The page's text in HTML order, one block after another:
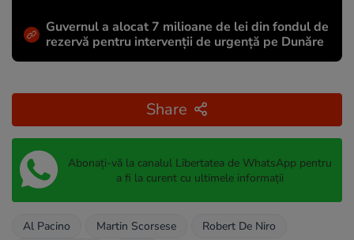
Guvernul a alocat 7 milioane de lei din fondul de
rezervă pentru intervenții de urgență pe Dunăre
Share
Abonați-vă la canalul Libertatea de WhatsApp pentru
a fi la curent cu ultimele informații
Al Pacino Martin Scorsese
Robert De Niro